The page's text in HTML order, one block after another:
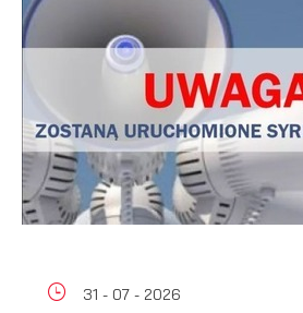
31 - 07 - 2026